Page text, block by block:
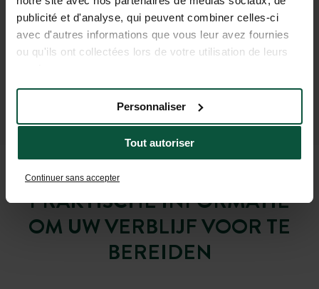
publicité et d'analyse, qui peuvent combiner celles-ci
avec d'autres informations que vous leur avez fournies
ou qu'ils ont collectées lors de votre utilisation de leurs
Tout autoriser
Personnaliser
Continuer sans accepter
PRAKTISCHE INFORMATIE
OM UW VERBLIJF VOOR TE
BEREIDEN